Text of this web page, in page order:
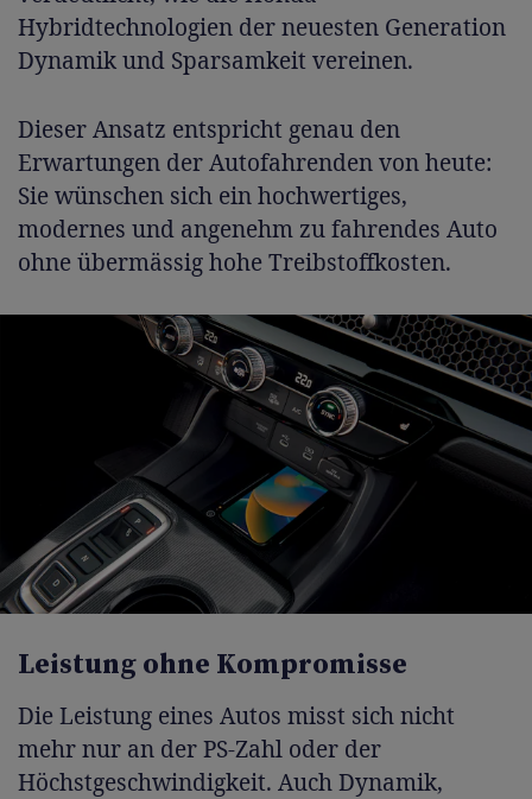
Hybridtechnologien der neuesten Generation
Dynamik und Sparsamkeit vereinen.
Dieser Ansatz entspricht genau den
Erwartungen der Autofahrenden von heute:
Sie wünschen sich ein hochwertiges,
modernes und angenehm zu fahrendes Auto
ohne übermässig hohe Treibstoffkosten.
Leistung ohne Kompromisse
Die Leistung eines Autos misst sich nicht
mehr nur an der PS-Zahl oder der
Höchstgeschwindigkeit. Auch Dynamik,